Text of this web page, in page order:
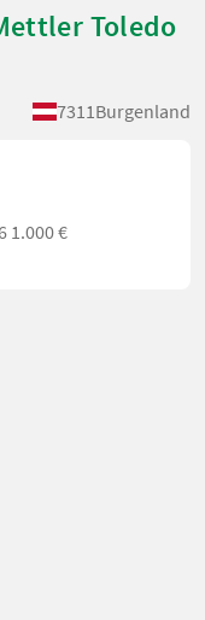
Toledo
7311Burgenland
1.000 €